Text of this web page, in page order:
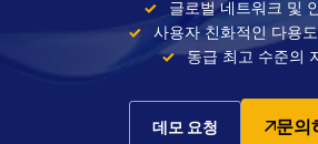
데모 요청 문의
글로벌 네트워크 및
사용자 친화적인 다용
동급 최고 수준의